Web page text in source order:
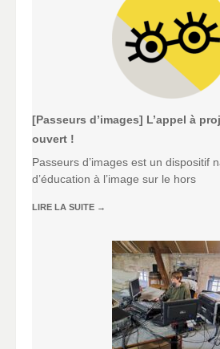
[Passeurs d’images] L’appel à
ouvert !
Passeurs d’images est un dispositif
d’éducation à l’image sur le hors
LIRE LA SUITE →